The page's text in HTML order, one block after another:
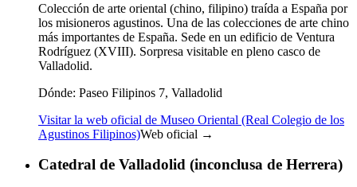
Colección de arte oriental (chino, filipino) traída a España por
los misioneros agustinos. Una de las colecciones de arte chino
más importantes de España. Sede en un edificio de Ventura
Rodríguez (XVIII). Sorpresa visitable en pleno casco de
Valladolid.
Dónde: Paseo Filipinos 7, Valladolid
Visitar la web oficial de Museo Oriental (Real Colegio de los
Agustinos Filipinos)Web oficial →
Catedral de Valladolid (inconclusa de Herrera)